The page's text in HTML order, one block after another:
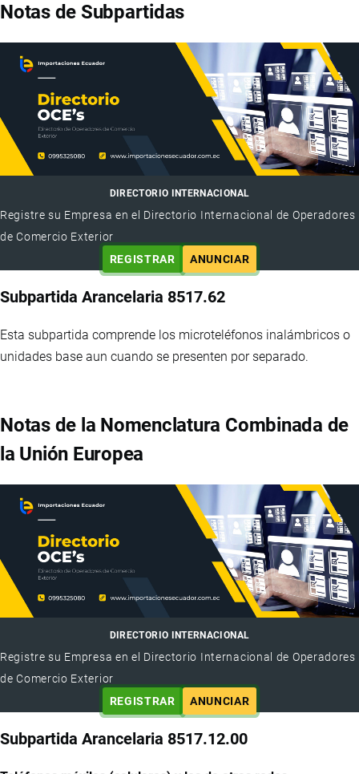
Notas de Subpartidas
DIRECTORIO INTERNACIONAL
Registre su Empresa en el Directorio Internacional de Operadores
de Comercio Exterior
REGISTRAR
ANUNCIAR
Subpartida Arancelaria 8517.62
Esta subpartida comprende los microteléfonos inalámbricos o
unidades base aun cuando se presenten por separado.
Notas de la Nomenclatura Combinada de
la Unión Europea
DIRECTORIO INTERNACIONAL
Registre su Empresa en el Directorio Internacional de Operadores
de Comercio Exterior
REGISTRAR
ANUNCIAR
Subpartida Arancelaria 8517.12.00